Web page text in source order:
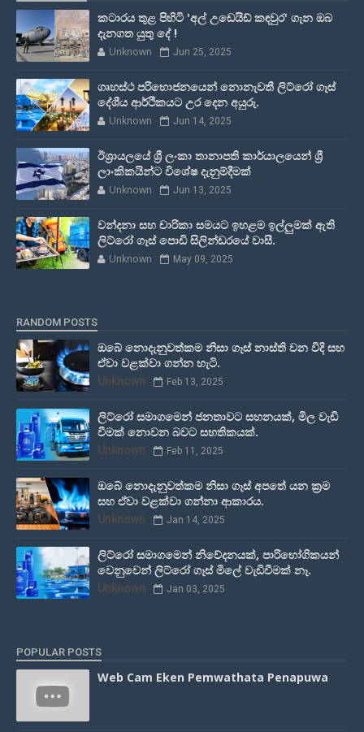
කටාරය තුළ පිහිටි 'අල් උඩෙයිඩ් කඳවුර' ගැන ඔබ
දැනගත යුතු දේ !
Unknown Jun 25, 2025
ගෘහස්ථ පරිභොජනයෙන් නොනැවතී ලිට්රෝ ගෑස්
දේශීය ආර්ථිකයට උර දෙන අයුරු.
Unknown Jun 14, 2025
ඊශ්‍රායලයේ ශ්‍රී ලංකා තානාපති කාර්යාලයෙන් ශ්‍රී
ලාංකිකයින්ට විශේෂ දැනුම්දීමක්
Unknown Jun 13, 2025
වන්දනා සහ චාරිකා සමයට ඉහළම ඉල්ලුමක් ඇති
ලිට්රෝ ගෑස් පොඩි සිලින්ඩරයේ වාසී.
Unknown May 09, 2025
RANDOM POSTS
ඔබේ නොදැනුවත්කම නිසා ගෑස් නාස්ති වන විදි සහ
ඒවා වළක්වා ගන්න හැටි.
Unknown Feb 13, 2025
ලිට්රෝ සමාගමෙන් ජනතාවට සහනයක්, මිල වැඩි
වීමක් නොවන බවට සහතිකයක්.
Unknown Feb 11, 2025
ඔබේ නොදැනුවත්කම නිසා ගෑස් අපතේ යන ක්‍රම
සහ ඒවා වළක්වා ගන්නා ආකාරය.
Unknown Jan 14, 2025
ලිට්රෝ සමාගමෙන් නිවේදනයක්, පාරිභෝගිකයන්
වෙනුවෙන් ලිට්රෝ ගෑස් මිලේ වැඩිවීමක් නෑ.
Unknown Jan 03, 2025
POPULAR POSTS
Web Cam Eken Pemwathata Penapuwa